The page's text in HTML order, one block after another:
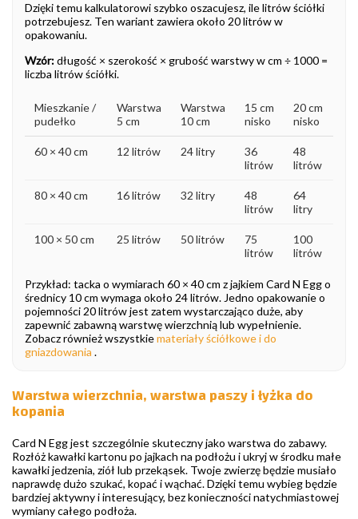
Dzięki temu kalkulatorowi szybko oszacujesz, ile litrów ściółki
potrzebujesz. Ten wariant zawiera około 20 litrów w
opakowaniu.
Wzór:długość × szerokość × grubość warstwy w cm ÷ 1000 =
liczba litrów ściółki.
Mieszkanie /
pudełko
Warstwa
5 cm
Warstwa
10 cm
15 cm
nisko
20 cm
nisko
60 × 40 cm 12 litrów 24 litry
36
litrów
48
litrów
80 × 40 cm 16 litrów 32 litry
48
litrów
64
litry
100 × 50 cm 25 litrów 50 litrów
75
litrów
100
litrów
Przykład: tacka o wymiarach 60 × 40 cm z jajkiem Card N Egg o
średnicy 10 cm wymaga około 24 litrów. Jedno opakowanie o
pojemności 20 litrów jest zatem wystarczająco duże, aby
zapewnić zabawną warstwę wierzchnią lub wypełnienie.
Zobacz również wszystkiemateriały ściółkowe i do
gniazdowania .
Warstwa wierzchnia, warstwa paszy i łyżka do
kopania
Card N Egg jest szczególnie skuteczny jako warstwa do zabawy.
Rozłóż kawałki kartonu po jajkach na podłożu i ukryj w środku małe
kawałki jedzenia, ziół lub przekąsek. Twoje zwierzę będzie musiało
naprawdę dużo szukać, kopać i wąchać. Dzięki temu wybieg będzie
bardziej aktywny i interesujący, bez konieczności natychmiastowej
wymiany całego podłoża.